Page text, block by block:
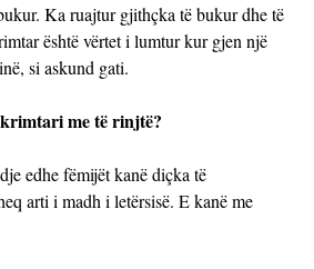
Ka ruajtur gjithçka të bukur dhe të
është vërtet i lumtur kur gjen një
si askund gati.
me të rinjtë?
edhe fëmijët kanë diçka të
arti i madh i letërsisë. E kanë me